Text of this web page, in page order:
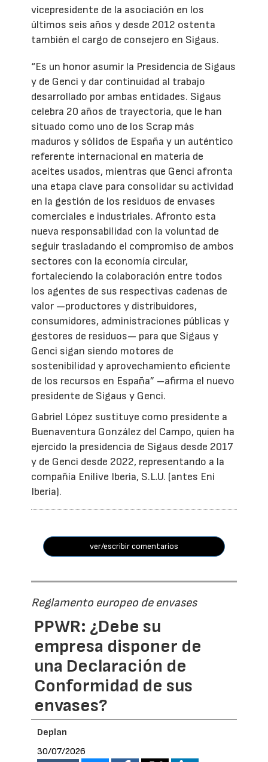
vicepresidente de la asociación en los
últimos seis años y desde 2012 ostenta
también el cargo de consejero en Sigaus.
“Es un honor asumir la Presidencia de Sigaus
y de Genci y dar continuidad al trabajo
desarrollado por ambas entidades. Sigaus
celebra 20 años de trayectoria, que le han
situado como uno de los Scrap más
maduros y sólidos de España y un auténtico
referente internacional en materia de
aceites usados, mientras que Genci afronta
una etapa clave para consolidar su actividad
en la gestión de los residuos de envases
comerciales e industriales. Afronto esta
nueva responsabilidad con la voluntad de
seguir trasladando el compromiso de ambos
sectores con la economía circular,
fortaleciendo la colaboración entre todos
los agentes de sus respectivas cadenas de
valor —productores y distribuidores,
consumidores, administraciones públicas y
gestores de residuos— para que Sigaus y
Genci sigan siendo motores de
sostenibilidad y aprovechamiento eficiente
de los recursos en España” –afirma el nuevo
presidente de Sigaus y Genci.
Gabriel López sustituye como presidente a
Buenaventura González del Campo, quien ha
ejercido la presidencia de Sigaus desde 2017
y de Genci desde 2022, representando a la
compañía Enilive Iberia, S.L.U. (antes Eni
Iberia).
ver/escribir comentarios
Reglamento europeo de envases
PPWR: ¿Debe su
empresa disponer de
una Declaración de
Conformidad de sus
envases?
Deplan
30/07/2026